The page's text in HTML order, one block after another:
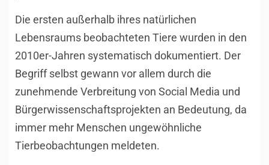
Die ersten außerhalb ihres natürlichen
Lebensraums beobachteten Tiere wurden in den
2010er-Jahren systematisch dokumentiert. Der
Begriff selbst gewann vor allem durch die
zunehmende Verbreitung von Social Media und
Bürgerwissenschaftsprojekten an Bedeutung, da
immer mehr Menschen ungewöhnliche
Tierbeobachtungen meldeten.